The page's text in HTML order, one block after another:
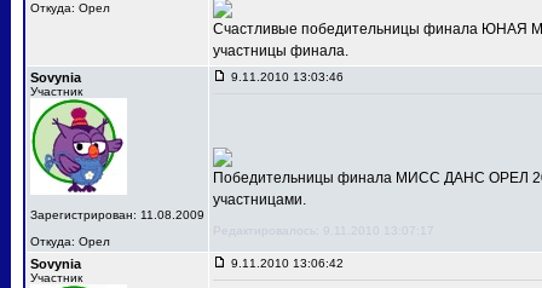
Откуда: Орел
Счастливые победительницы финала ЮНАЯ
участницы финала.
Sovynia
Участник
Зарегистрирован: 11.08.2009
Откуда: Орел
9.11.2010 13:03:46
Победительницы финала МИСС ДАНС ОРЕЛ
участницами.
Редактировалось: 9.11.2010 13:07:17
Sovynia
Участник
9.11.2010 13:06:42